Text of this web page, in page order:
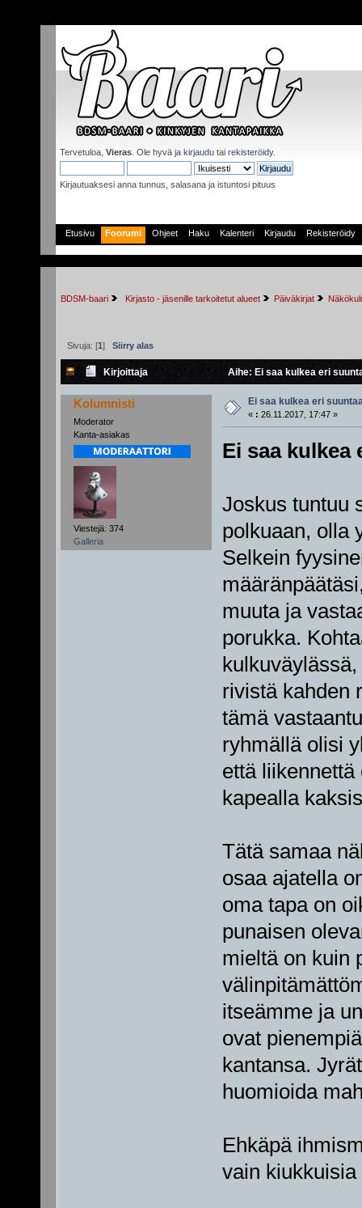
Tervetuloa, Vieras . Ole hyvä ja kirjaudu tai rekisteröidy.
Kirjautuaksesi anna tunnus, salasana ja istuntosi pituus
Etusivu Foorumi Ohjeet Haku Kalenteri Kirjaudu Rekisteröidy
BDSM-baari Kirjasto - jäsenille tarkoitetut alueet Päiväkirjat
Sivuja: [1] Siirry alas
Kirjoittaja Aihe: Ei saa kulkea eri
Kolumnisti
Moderator
Kanta-asiakas
Viestejä: 374
Galleria
Ei saa kulkea eri
« : 26.11.2017, 17:47 »
Ei saa kulkea
Joskus tuntuu
polkuaan, olla
Selkein
muuta ja
porukka.
rivistä kahden
tämä
ryhmällä olisi
että
kapealla
Tätä samaa
osaa ajatella
oma tapa on
punaisen
mieltä on kuin
itseämme ja
ovat
kantansa.
huomioida
Ehkäpä
vain